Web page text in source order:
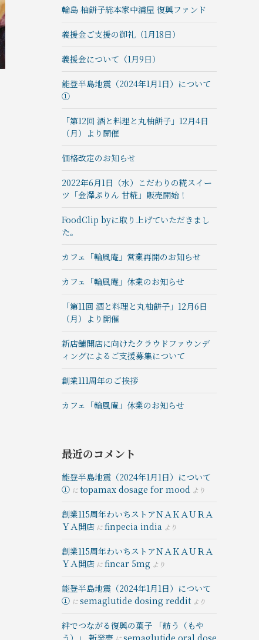
輪島 柚餅子総本家中浦屋 復興ファンド
義援金ご支援の御礼（1月18日）
義援金について（1月9日）
能登半島地震（2024年1月1日）について
①
「第12回 酒と料理と丸柚餅子」12月4日
（月）より開催
価格改定のお知らせ
2022年6月1日（水）こだわりの糀スイー
ツ「金澤ぷりん 甘糀」販売開始！
FoodClip byに取り上げていただきまし
た。
カフェ「輪風庵」営業再開のお知らせ
カフェ「輪風庵」休業のお知らせ
「第11回 酒と料理と丸柚餅子」12月6日
（月）より開催
新店舗開店に向けたクラウドファウンデ
ィングによるご支援募集について
創業111周年のご挨拶
カフェ「輪風庵」休業のお知らせ
最近のコメント
能登半島地震（2024年1月1日）について
① にtopamax dosage for mood より
創業115周年わいちストアＮＡＫＡＵＲＡ
ＹＡ開店 にfinpecia india より
創業115周年わいちストアＮＡＫＡＵＲＡ
ＹＡ開店 にfincar 5mg より
能登半島地震（2024年1月1日）について
① にsemaglutide dosing reddit より
絆でつながる復興の菓⼦ 「舫う（もや
う）」 新発売
semaglutide oral dose